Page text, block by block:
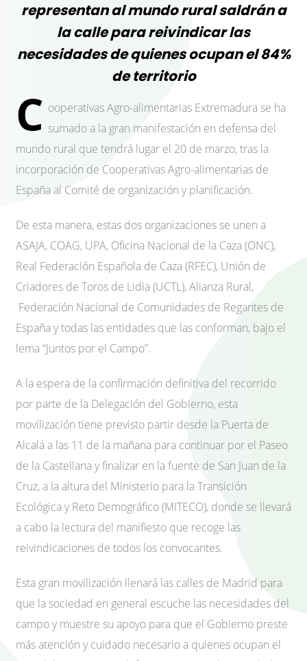
representan al mundo rural saldrán a
la calle para reivindicar las
necesidades de quienes ocupan el 84%
de territorio
C ooperativas Agro-alimentarias Extremadura se ha
sumado a la gran manifestación en defensa del
mundo rural que tendrá lugar el 20 de marzo, tras la
incorporación de Cooperativas Agro-alimentarias de
España al Comité de organización y planificación.
De esta manera, estas dos organizaciones se unen a
ASAJA, COAG, UPA, Oficina Nacional de la Caza (ONC),
Real Federación Española de Caza (RFEC), Unión de
Criadores de Toros de Lidia (UCTL), Alianza Rural,
Federación Nacional de Comunidades de Regantes de
España y todas las entidades que las conforman, bajo el
lema “Juntos por el Campo”.
A la espera de la confirmación definitiva del recorrido
por parte de la Delegación del Gobierno, esta
movilización tiene previsto partir desde la Puerta de
Alcalá a las 11 de la mañana para continuar por el Paseo
de la Castellana y finalizar en la fuente de San Juan de la
Cruz, a la altura del Ministerio para la Transición
Ecológica y Reto Demográfico (MITECO), donde se llevará
a cabo la lectura del manifiesto que recoge las
reivindicaciones de todos los convocantes.
Esta gran movilización llenará las calles de Madrid para
que la sociedad en general escuche las necesidades del
campo y muestre su apoyo para que el Gobierno preste
más atención y cuidado necesario a quienes ocupan el